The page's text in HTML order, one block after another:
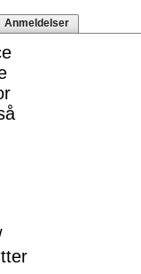
Anmeldelser